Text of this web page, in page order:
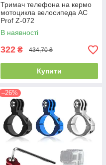
Тримач телефона на кермо
мотоцикла велосипеда AC
Prof Z-072
В наявності
322 ₴ 434,70 ₴
Купити
–26%